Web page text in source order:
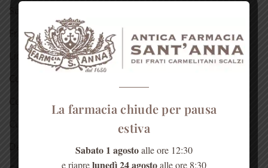
Sciroppo di rose
Fragranze del Carmelo
Liquori
Cura della pelle
Cura dei capelli
Cura della bocca
Detergenti
La farmacia chiude per pausa
estiva
Sabato 1 agostoalle ore 12:30
e riaprelunedì 24 agostoalle ore 8:30